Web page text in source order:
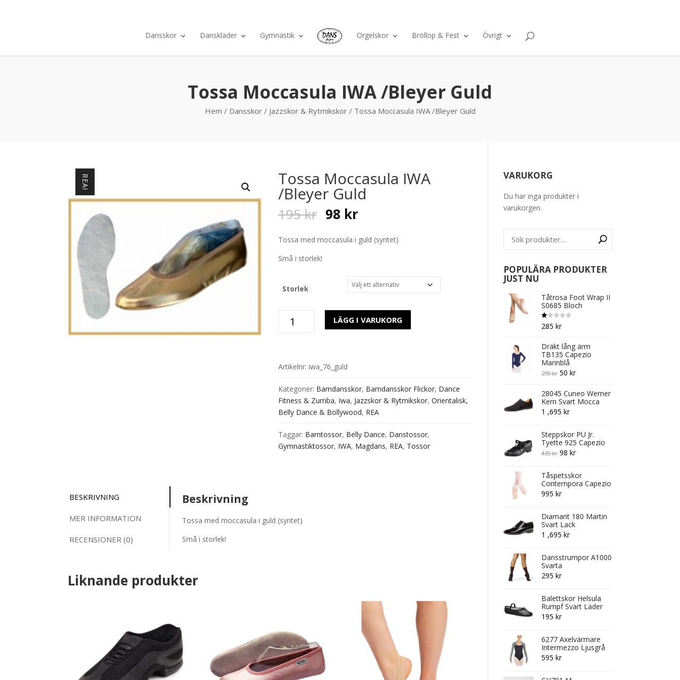
Dansskor Danskläder Gymnastik Orgelskor Bröllop & Fest Övrigt
Tossa Moccasula IWA /Bleyer Guld
Hem / Dansskor/ Jazzskor & Rytmikskor/ Tossa Moccasula IWA /Bleyer Guld
REA! Tossa Moccasula IWA
/Bleyer Guld
195kr Original
price
was:
195 kr.
98 krCurrent
is:
98 kr.
Tossa med moccasula i guld (syntet)
Små i storlek!
Storlek
Moccasula
Guld
LÄGG I VARUKORG
Artikelnr: iwa_76_guld
Kategorier: Barndansskor, Barndansskor Flickor, Dance
Fitness & Zumba, Iwa, Jazzskor & Rytmikskor, Orientalisk,
Belly Dance & Bollywood, REA
Taggar: Barntossor, Belly Dance, Danstossor,
Gymnastiktossor, IWA, Magdans, REA, Tossor
BESKRIVNING
MER INFORMATION
RECENSIONER (0)
Beskrivning
Tossa med moccasula i guld (syntet)
Små i storlek!
Liknande produkter
VARUKORG
Du har inga produkter i
varukorgen.
POPULÄRA PRODUKTER
JUST NU
Tåtrosa Foot Wrap II
S0685 Bloch
B
et
s
att
1.
0
av
285 kr
Dräkt lång ärm
TB135 Capezio
Marinblå
295kr Original
was:
295 kr.
50 krCurrent
is:
50 kr.
28045 Cuneo Werner
Kern Svart Mocca
1 ,695 kr
Steppskor PU Jr.
Tyette 925 Capezio
435kr Original
was:
435 kr.
98 krCurrent
is:
98 kr.
Tåspetsskor
Contempora Capezio
995 kr
Diamant 180 Martin
Svart Lack
1 ,695 kr
Dansstrumpor A1000
Svarta
295 kr
Balettskor Helsula
Rumpf Svart Läder
195 kr
6277 Axelvärmare
Intermezzo Ljusgrå
595 kr